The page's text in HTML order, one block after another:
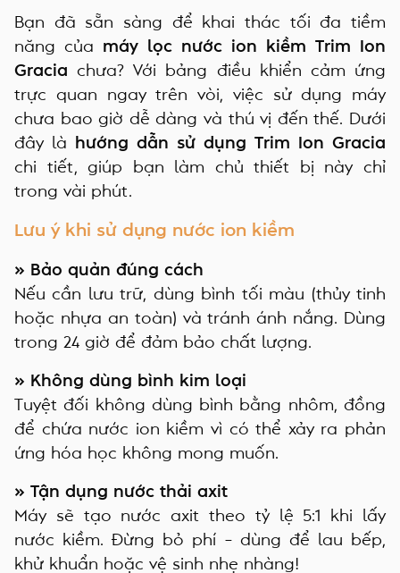
Bạn đã sẵn sàng để khai thác tối đa tiềm
năng của máy lọc nước ion kiềm Trim Ion
Gracia chưa? Với bảng điều khiển cảm ứng
trực quan ngay trên vòi, việc sử dụng máy
chưa bao giờ dễ dàng và thú vị đến thế. Dưới
đây là
hướng dẫn sử dụng Trim Ion Gracia
chi tiết, giúp bạn làm chủ thiết bị này chỉ
trong vài phút.
Lưu ý khi sử dụng nước ion kiềm
» Bảo quản đúng cách
Nếu cần lưu trữ, dùng bình tối màu (thủy tinh
hoặc nhựa an toàn) và tránh ánh nắng. Dùng
trong 24 giờ để đảm bảo chất lượng.
» Không dùng bình kim loại
Tuyệt đối không dùng bình bằng nhôm, đồng
để chứa nước ion kiềm vì có thể xảy ra phản
ứng hóa học không mong muốn.
» Tận dụng nước thải axit
Máy sẽ tạo nước axit theo tỷ lệ 5:1 khi lấy
nước kiềm. Đừng bỏ phí – dùng để lau bếp,
khử khuẩn hoặc vệ sinh nhẹ nhàng!